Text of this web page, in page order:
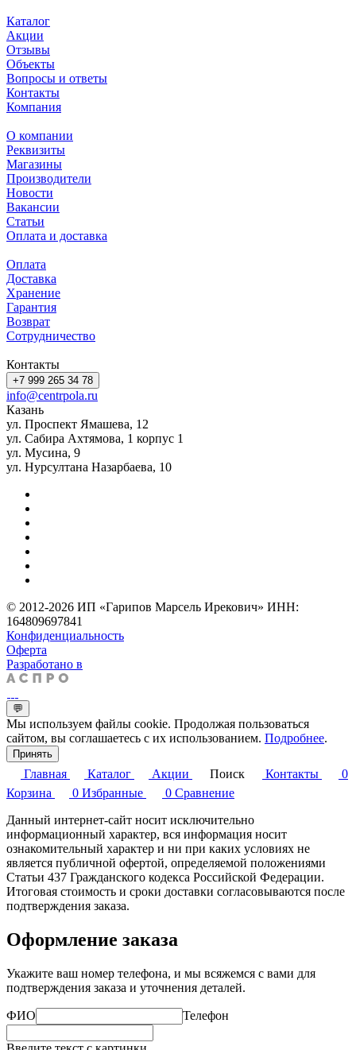
Каталог
Акции
Отзывы
Объекты
Вопросы и ответы
Контакты
Компания
О компании
Реквизиты
Магазины
Производители
Новости
Вакансии
Статьи
Оплата и доставка
Оплата
Доставка
Хранение
Гарантия
Возврат
Сотрудничество
Контакты
+7 999 265 34 78
info@centrpola.ru
Казань
ул. Проспект Ямашева, 12
ул. Сабира Ахтямова, 1 корпус 1
ул. Мусина, 9
ул. Нурсултана Назарбаева, 10
© 2012-2026 ИП «Гарипов Марсель Ирекович» ИНН:
164809697841
Конфиденциальность
Оферта
Разработано в
💬
Мы используем файлы cookie. Продолжая пользоваться
сайтом, вы соглашаетесь с их использованием. Подробнее.
Принять
Главная Каталог Акции Поиск Контакты
0
Корзина
0 Избранные 0 Сравнение
Данный интернет-сайт носит исключительно
информационный характер, вся информация носит
ознакомительный характер и ни при каких условиях не
является публичной офертой, определяемой положениями
Статьи 437 Гражданского кодекса Российской Федерации.
Итоговая стоимость и сроки доставки согласовываются после
подтверждения заказа.
Оформление заказа
Укажите ваш номер телефона, и мы всяжемся с вами для
подтверждения заказа и уточнения деталей.
ФИО Телефон